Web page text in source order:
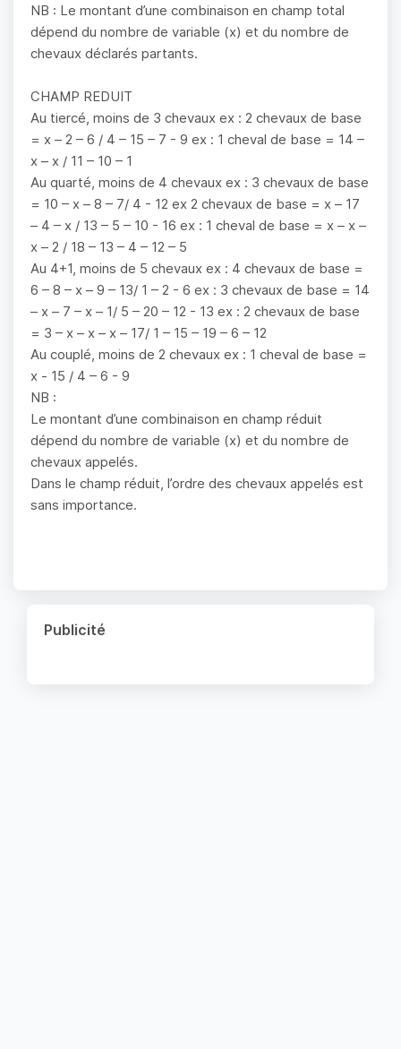
NB : Le montant d’une combinaison en champ total
dépend du nombre de variable (x) et du nombre de
chevaux déclarés partants.
CHAMP REDUIT
Au tiercé, moins de 3 chevaux ex : 2 chevaux de base
= x – 2 – 6 / 4 – 15 – 7 - 9 ex : 1 cheval de base = 14 –
x – x / 11 – 10 – 1
Au quarté, moins de 4 chevaux ex : 3 chevaux de base
= 10 – x – 8 – 7/ 4 - 12 ex 2 chevaux de base = x – 17
– 4 – x / 13 – 5 – 10 - 16 ex : 1 cheval de base = x – x –
x – 2 / 18 – 13 – 4 – 12 – 5
Au 4+1, moins de 5 chevaux ex : 4 chevaux de base =
6 – 8 – x – 9 – 13/ 1 – 2 - 6 ex : 3 chevaux de base = 14
– x – 7 – x – 1/ 5 – 20 – 12 - 13 ex : 2 chevaux de base
= 3 – x – x – x – 17/ 1 – 15 – 19 – 6 – 12
Au couplé, moins de 2 chevaux ex : 1 cheval de base =
x - 15 / 4 – 6 - 9
NB :
Le montant d’une combinaison en champ réduit
dépend du nombre de variable (x) et du nombre de
chevaux appelés.
Dans le champ réduit, l’ordre des chevaux appelés est
sans importance.
Publicité